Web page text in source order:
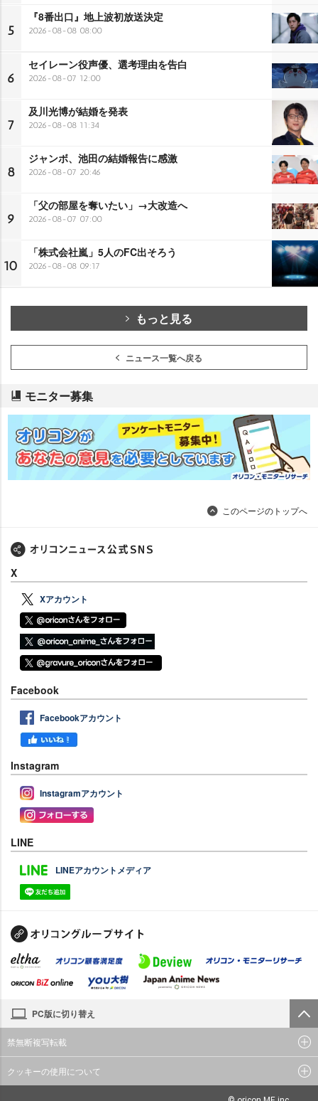
5
『8番出口』地上波初放送決定
2026-08-08 08:00
6
セイレーン役声優、選考理由を告白
2026-08-07 12:00
7
及川光博が結婚を発表
2026-08-08 11:34
8
ジャンボ、池田の結婚報告に感激
2026-08-07 20:46
9
「父の部屋を奪いたい」→大改造へ
2026-08-07 07:00
10
「株式会社嵐」5人のFC出そろう
2026-08-08 09:17
もっと見る
ニュース一覧へ戻る
モニター募集
このページのトップへ
X
Xアカウント
Facebook
Facebookアカウント
Instagram
Instagramアカウント
LINE
LINEアカウントメディア
PC版に切り替え
禁無断複写転載
クッキーの使用について